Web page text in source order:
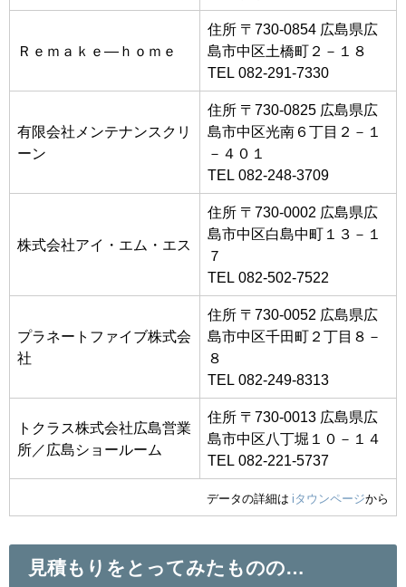
Ｒｅｍａｋｅ―ｈｏｍｅ
住所 〒730-0854 広島県広
島市中区土橋町２－１８
TEL 082-291-7330
有限会社メンテナンスクリ
ーン
住所 〒730-0825 広島県広
島市中区光南６丁目２－１
－４０１
TEL 082-248-3709
株式会社アイ・エム・エス
住所 〒730-0002 広島県広
島市中区白島中町１３－１
７
TEL 082-502-7522
プラネートファイブ株式会
社
住所 〒730-0052 広島県広
島市中区千田町２丁目８－
８
TEL 082-249-8313
トクラス株式会社広島営業
所／広島ショールーム
住所 〒730-0013 広島県広
島市中区八丁堀１０－１４
TEL 082-221-5737
データの詳細は iタウンページから
見積もりをとってみたものの…